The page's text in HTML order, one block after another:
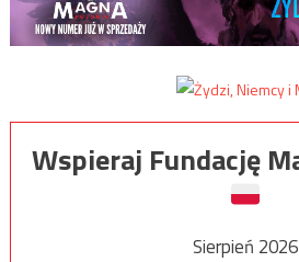
Wspieraj Fundację
Sierpień 2026